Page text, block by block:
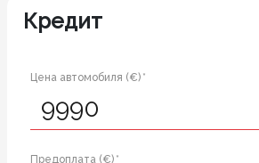
Кредит
Цена автомобиля (€) *
Предоплата (€) *